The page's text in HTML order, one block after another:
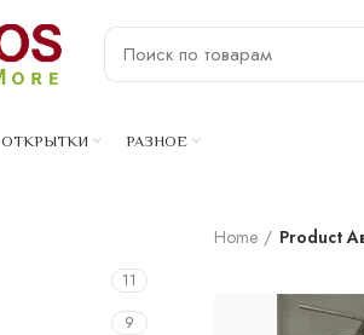
ОТКРЫТКИ РАЗНОЕ
11
9
Home Product